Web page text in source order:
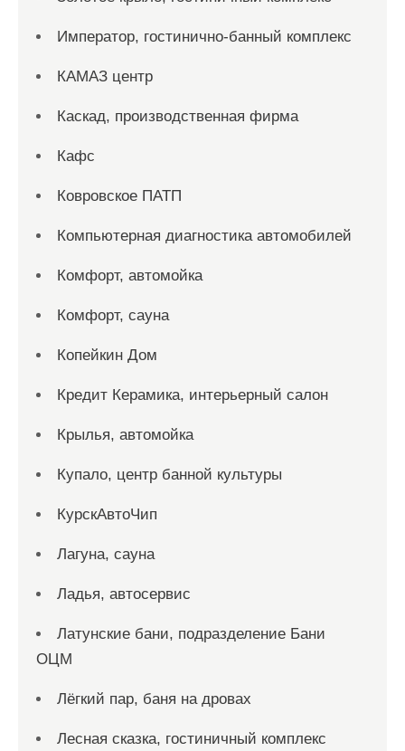
Император, гостинично-банный комплекс
КАМАЗ центр
Каскад, производственная фирма
Кафс
Ковровское ПАТП
Компьютерная диагностика автомобилей
Комфорт, автомойка
Комфорт, сауна
Копейкин Дом
Кредит Керамика, интерьерный салон
Крылья, автомойка
Купало, центр банной культуры
КурскАвтоЧип
Лагуна, сауна
Ладья, автосервис
Латунские бани, подразделение Бани
ОЦМ
Лёгкий пар, баня на дровах
Лесная сказка, гостиничный комплекс